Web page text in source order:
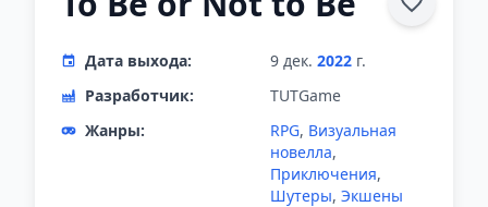
Дата выхода: 9 дек. 2022 г.
Разработчик:
TUTGame
Жанры:
RPG, Визуальная
новелла,
Приключения,
Шутеры, Экшены